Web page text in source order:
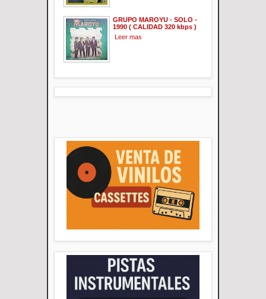
GRUPO MAROYU - SOLO -
1990 ( CALIDAD 320 kbps )
Leer mas